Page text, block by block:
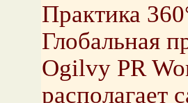
Практика
Глобальная
Ogilvy PR
располагает